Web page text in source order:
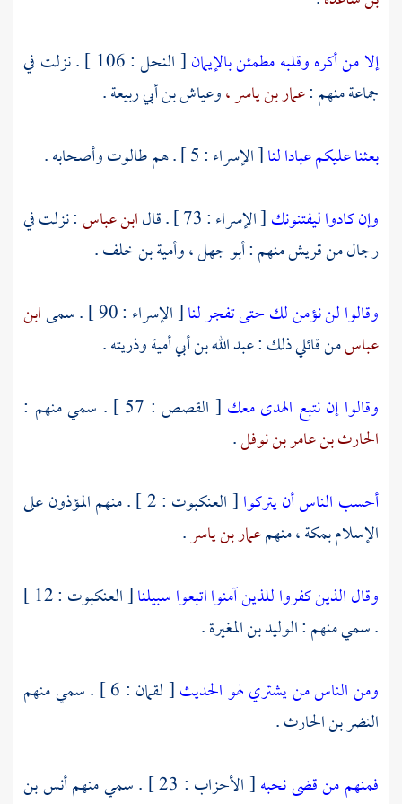
إلا من أكره وقلبه مطمئن بالإيمان
[ النحل : 106 ] . نزلت في
جماعة منهم :عمار بن ياسر ،وعياش بن أبي ربيعة.
بعثنا عليكم عبادا لنا[ الإسراء : 5 ] . هم طالوتوأصحابه .
وإن كادوا ليفتنونك[ الإسراء : 73 ] . قال ابن عباس: نزلت في
رجال منقريشمنهم :أبو جهل ،وأمية بن خلف.
وقالوا لن نؤمن لك حتى تفجر لنا[ الإسراء : 90 ] . سمى
ابن
عباسمن قائلي ذلك :عبد الله بن أبي أميةوذريته .
وقالوا إن نتبع الهدى معك [ القصص : 57 ] . سمي منهم :
الحارث بن عامر بن نوفل.
أحسب الناس أن يتركوا
[ العنكبوت : 2 ] . منهم المؤذون على
الإسلامبمكة ،منهمعمار بن ياسر.
وقال الذين كفروا للذين آمنوا اتبعوا سبيلنا
[ العنكبوت : 12 ]
. سمي منهم :الوليد بن المغيرة.
ومن الناس من يشتري لهو الحديث[ لقمان : 6 ] . سمي منهم
النضر بن الحارث.
فمنهم من قضى نحبه[ الأحزاب : 23 ] . سمي منهم
أنس بن